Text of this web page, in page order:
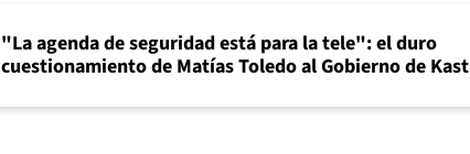
"La agenda de seguridad está para la tele": el duro
cuestionamiento de Matías Toledo al Gobierno de Kast